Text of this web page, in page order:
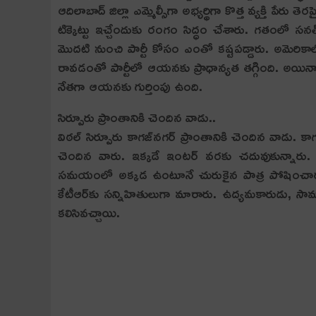
ఆదిలాబాద్ జిల్లా ఎమ్మెల్సీగా అభ్య‌ర్థిగా కొత్త వ్య‌క్తి పేరు
టిక్కెట్టు ఇచ్చేందుకు రంగం సిద్ధం చేశారు.
మొద‌టి నుంచి పార్టీ కోసం ఎంతో క‌ష్ట‌ప‌డ్డారు.
రావ‌డంతో పార్టీలో ఆయ‌న‌కు ప్రాధాన్య‌త త‌గ్గింది. అయినా
నేత‌గా ఆయ‌న‌కు గుర్తింపు ఉంది.
సిర్పూరు ప్రాంతానికి చెందిన వాడు..
విఠ‌ల్ సిర్పూరు కాగ‌జ్‌న‌గ‌ర్ ప్రాంతానికి చెందిన వాడు.
చెందిన వారు. ఇక్క‌డే ఇంట‌ర్ వ‌ర‌కు
స‌మ‌యంలో అక్క‌డ ఉంటూనే చురుకైన పాత్ర
కేటీఆర్‌కు స‌న్నిహితులుగా మారారు. ఉద్య‌మ‌కారుడు,
క‌లిసివ‌చ్చాయి.